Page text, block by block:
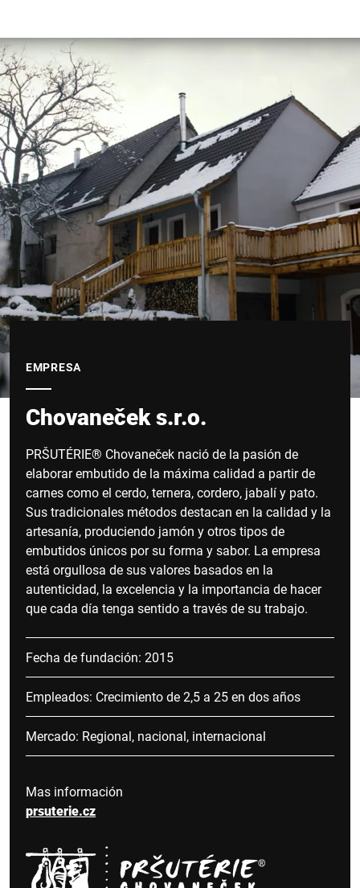
EMPRESA
Chovaneček s.r.o.
PRŠUTÉRIE® Chovaneček nació de la pasión de
elaborar embutido de la máxima calidad a partir de
carnes como el cerdo, ternera, cordero, jabalí y pato.
Sus tradicionales métodos destacan en la calidad y la
artesanía, produciendo jamón y otros tipos de
embutidos únicos por su forma y sabor. La empresa
está orgullosa de sus valores basados en la
autenticidad, la excelencia y la importancia de hacer
que cada día tenga sentido a través de su trabajo.
Fecha de fundación: 2015
Empleados: Crecimiento de 2,5 a 25 en dos años
Mercado: Regional, nacional, internacional
Mas información
prsuterie.cz